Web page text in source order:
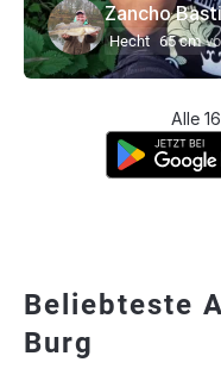
Zancho Basti
Hecht 65 cm
Alle
Beliebteste
Burg